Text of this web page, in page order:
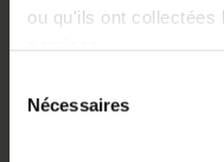
ou qu'ils ont collectées
services.
Nécessaires